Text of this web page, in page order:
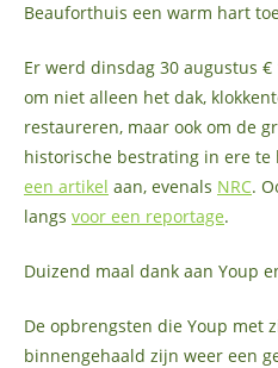
Beauforthuis een warm hart
Er werd dinsdag 30 augustus
om niet alleen het dak,
restaureren, maar ook om de
historische bestrating in ere
een artikel aan, evenals NRC.
langs voor een reportage.
Duizend maal dank aan Youp
De opbrengsten die Youp met
binnengehaald zijn weer een